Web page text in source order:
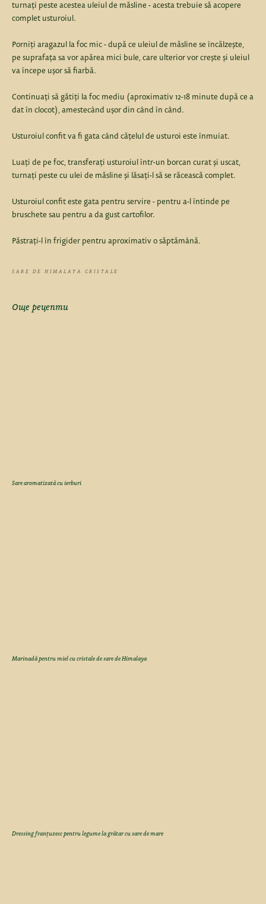
turnați peste acestea uleiul de măsline - acesta trebuie să acopere
complet usturoiul.
Porniți aragazul la foc mic - după ce uleiul de măsline se încălzește,
pe suprafața sa vor apărea mici bule, care ulterior vor crește și uleiul
va începe ușor să fiarbă.
Continuați să gătiți la foc mediu (aproximativ 12-18 minute după ce a
dat în clocot), amestecând ușor din când în când.
Usturoiul confit va fi gata când cățelul de usturoi este înmuiat.
Luați de pe foc, transferați usturoiul într-un borcan curat și uscat,
turnați peste cu ulei de măsline și lăsați-l să se răcească complet.
Usturoiul confit este gata pentru servire - pentru a-l întinde pe
bruschete sau pentru a da gust cartofilor.
Păstrați-l în frigider pentru aproximativ o săptămână.
SARE DE HIMALAYA CRISTALE
Още рецепти
Sare aromatizată cu ierburi
Marinadă pentru miel cu cristale de sare de Himalaya
Dressing franțuzesc pentru legume la grătar cu sare de mare